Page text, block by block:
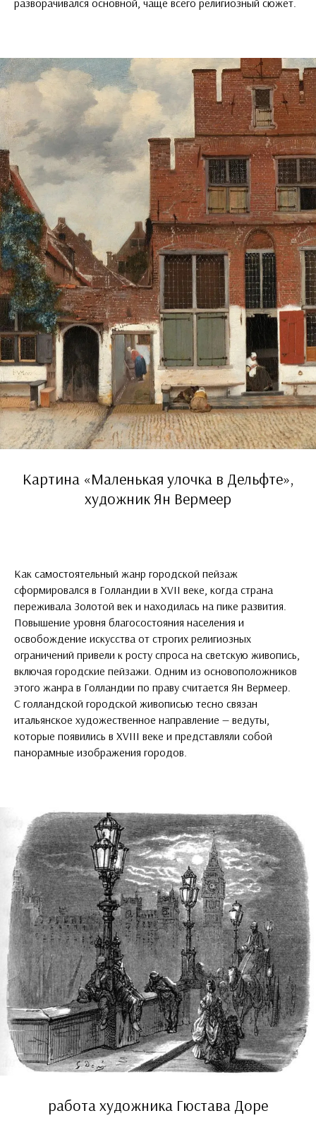
Картина «Маленькая улочка в Дельфте»,
художник Ян Вермеер
Как самостоятельный жанр городской пейзаж
сформировался в Голландии в XVII веке, когда страна
переживала Золотой век и находилась на пике развития.
Повышение уровня благосостояния населения и
освобождение искусства от строгих религиозных
ограничений привели к росту спроса на светскую живопись,
включая городские пейзажи. Одним из основоположников
этого жанра в Голландии по праву считается Ян Вермеер.
С голландской городской живописью тесно связан
итальянское художественное направление — ведуты,
которые появились в XVIII веке и представляли собой
панорамные изображения городов.
работа художника Гюстава Доре